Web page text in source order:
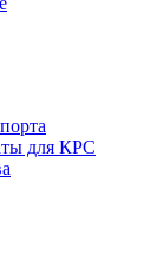
для КРС